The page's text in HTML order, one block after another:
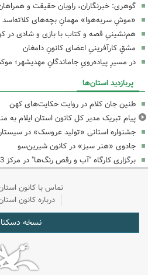
گوهری: خبرنگاران، راویان حقیقت و
«موشِ سربه‌هوا» مهمانِ بچه‌های
هم‌نشینیِ قصه و کتاب با بازی و شادی در
مشقِ کارآفرینیِ اعضای کانونِ دامغان
در مسیرِ پیاده‌رویِ جاماندگانِ مهدیشهر؛
پربازدید استان‌ها
طنین جان کلام در روایت حکایت‌های کهن
پیام تبریک مدیر کل کانون استان ایلام به
جشنواره استانی «تولید عروسک» در
جادوی «هنر سبز» در کانون شیرین‌سو
برگزاری کارگاه "آب و رقص رنگ‌ها" در مرکز 3 همدان
تماس با کانون
درباره کانون
نسخه